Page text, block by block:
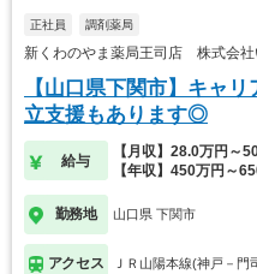
正社員 調剤薬局
新くわのやま薬局王司店 株式会社
【山口県下関市】キャ
立支援もあります◎
給与
【月収】28.0万円～
【年収】450万円～
勤務地 山口県 下関市
アクセス ＪＲ山陽本線(神戸－門